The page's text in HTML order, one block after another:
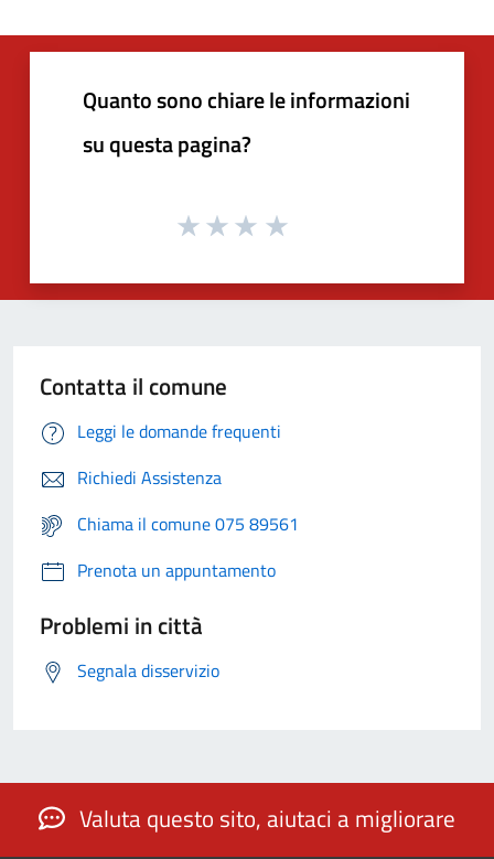
Quanto sono chiare le informazioni
su questa pagina?
Contatta il comune
Leggi le domande frequenti
Richiedi Assistenza
Chiama il comune 075 89561
Prenota un appuntamento
Problemi in città
Segnala disservizio
Valuta questo sito, aiutaci a migliorare